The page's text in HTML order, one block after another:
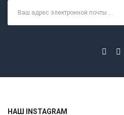
НАШ INSTAGRAM